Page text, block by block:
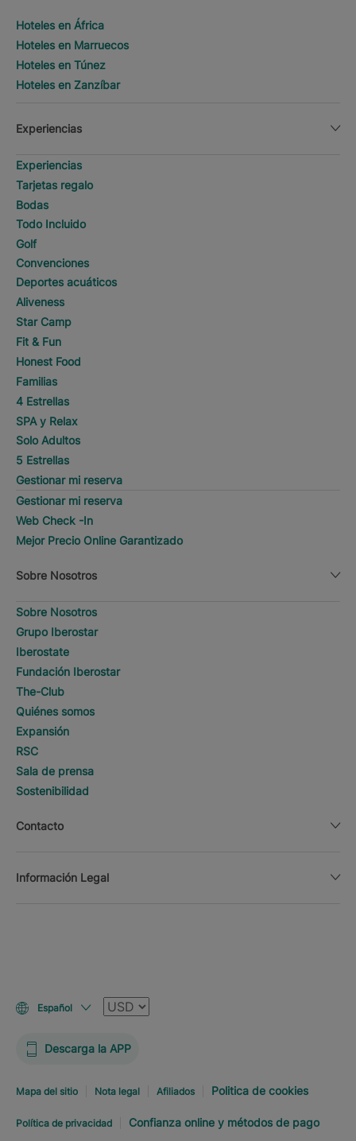
Hoteles en África
Hoteles en Marruecos
Hoteles en Túnez
Hoteles en Zanzíbar
Experiencias
Experiencias
Tarjetas regalo
Bodas
Todo Incluido
Golf
Convenciones
Deportes acuáticos
Aliveness
Star Camp
Fit & Fun
Honest Food
Familias
4 Estrellas
SPA y Relax
Solo Adultos
5 Estrellas
Gestionar mi reserva
Gestionar mi reserva
Web Check -In
Mejor Precio Online Garantizado
Sobre Nosotros
Sobre Nosotros
Grupo Iberostar
Iberostate
Fundación Iberostar
The-Club
Quiénes somos
Expansión
RSC
Sala de prensa
Sostenibilidad
Contacto
Información Legal
Español Moneda
Descarga la APP
Mapa del sitio Nota legal Afiliados Politica de cookies
Política de privacidad Confianza online y métodos de pago